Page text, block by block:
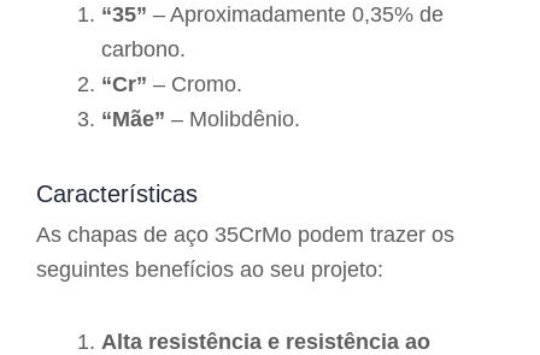
“35” – Aproximadamente 0,35% de
carbono.
“Cr” – Cromo.
“Mãe” – Molibdênio.
Características
As chapas de aço 35CrMo podem trazer os
seguintes benefícios ao seu projeto:
Alta resistência e resistência ao